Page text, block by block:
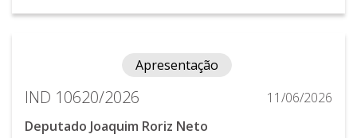
Apresentação
IND 10620/2026
11/06/2026
Deputado Joaquim Roriz Neto